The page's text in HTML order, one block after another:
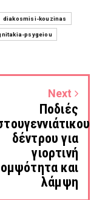
diakosmisi-kouzinas
psygeiou
Next
Ποδιές
δέντρου για
γιορτινή
και
λάμψη